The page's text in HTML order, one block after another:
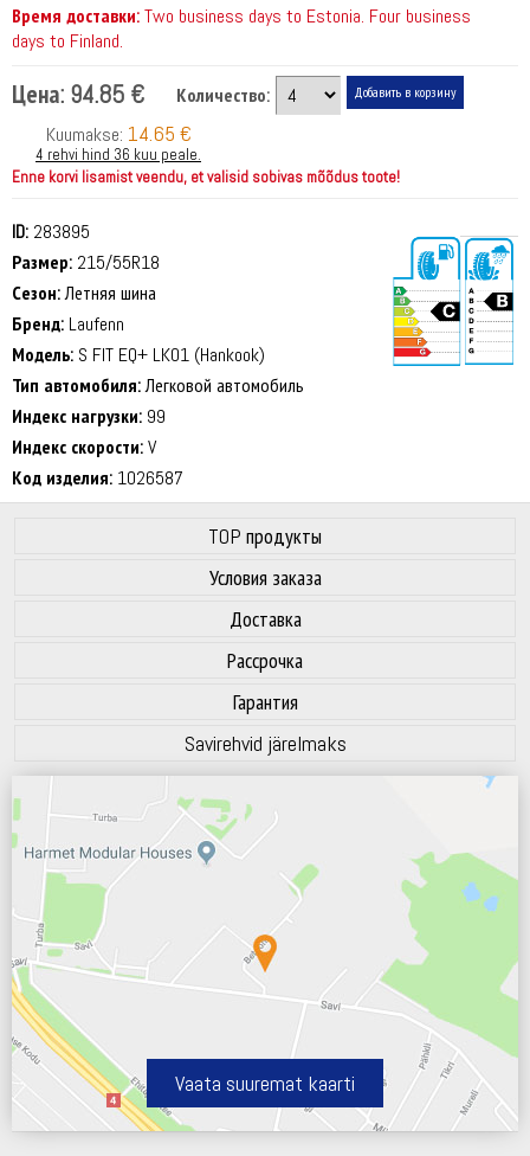
Время доставки:Two business days to Estonia. Four business
days to Finland.
Цена: 94.85 €
Количество:
Kuumakse: 14.65 €
4 rehvi hind 36 kuu peale.
Enne korvi lisamist veendu, et valisid sobivas mõõdus toote!
ID: 283895
Размер: 215/55R18
Сезон:Летняя шина
Бренд: Laufenn
Модель: S FIT EQ+ LK01 (Hankook)
Тип автомобиля:Легковой автомобиль
Индекс нагрузки: 99
Индекс скорости:V
Код изделия: 1026587
TOP продукты
Условия заказа
Доставка
Рассрочка
Гарантия
Savirehvid järelmaks
Vaata suuremat kaarti